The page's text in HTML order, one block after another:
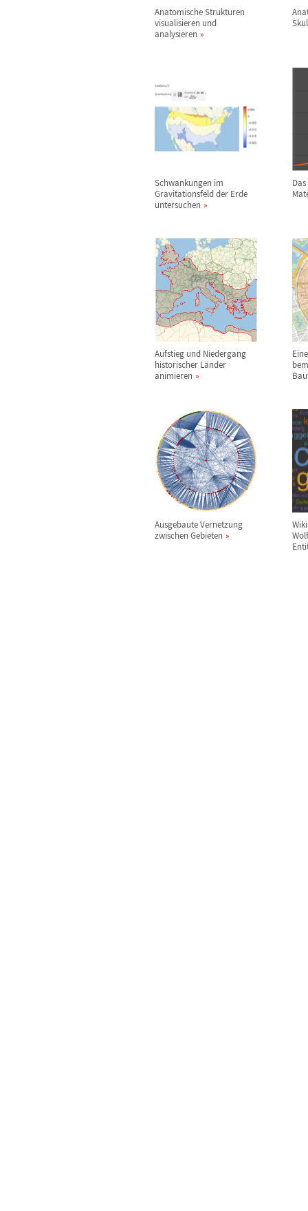
Anatomische Strukturen
visualisieren und
analysieren
Schwankungen im
Gravitationsfeld der Erde
untersuchen
Aufstieg und Niedergang
historischer Länder
animieren
Ausgebaute Vernetzung
zwischen Gebieten